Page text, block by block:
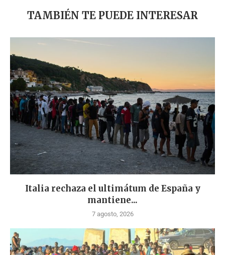
TAMBIÉN TE PUEDE INTERESAR
Italia rechaza el ultimátum de España y
mantiene...
7 agosto, 2026